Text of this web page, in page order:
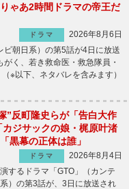
ゃあ2時間ドラマの帝王だ
ドラマ
2026年8月6日
朝日系）の第5話が4日に放送
く、若き救命医・救急隊員・
※以下、ネタバレを含みます）
”反町隆史らが「告白大作
ジサックの娘・梶原叶渚
黒幕の正体は誰」
ドラマ
2026年8月4日
するドラマ「GTO」（カンテ
）の第3話が、3日に放送され